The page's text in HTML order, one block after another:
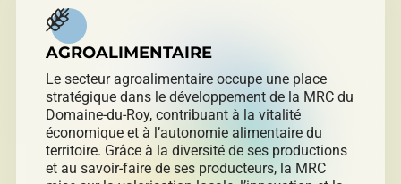
AGROALIMENTAIRE
Le secteur agroalimentaire occupe une place
stratégique dans le développement de la MRC du
Domaine-du-Roy, contribuant à la vitalité
économique et à l’autonomie alimentaire du
territoire. Grâce à la diversité de ses productions
et au savoir-faire de ses producteurs, la MRC